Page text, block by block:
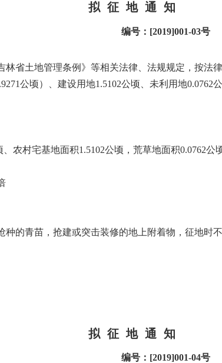
拟 征 地 通 知
编号： [2019]001-03号
林省土地管理条例》等相关法律、法规规定，按法
公顷）、建设用地1.5102公顷、未利用地0.0762
、农村宅基地面积1.5102公顷，荒草地面积0.0762公
的青苗，抢建或突击装修的地上附着物，征地时不
拟 征 地 通 知
编号： [2019]001-04号